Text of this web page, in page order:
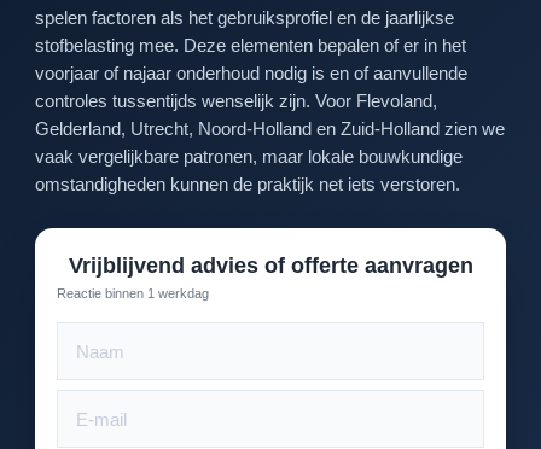
spelen factoren als het gebruiksprofiel en de jaarlijkse
stofbelasting mee. Deze elementen bepalen of er in het
voorjaar of najaar onderhoud nodig is en of aanvullende
controles tussentijds wenselijk zijn. Voor Flevoland,
Gelderland, Utrecht, Noord-Holland en Zuid-Holland zien we
vaak vergelijkbare patronen, maar lokale bouwkundige
omstandigheden kunnen de praktijk net iets verstoren.
Vrijblijvend advies of offerte aanvragen
Reactie binnen 1 werkdag